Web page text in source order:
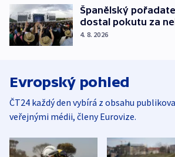
Španělský
dostal pokutu za
4. 8. 2026
Evropský pohled
ČT24 každý den vybírá z obsahu
veřejnými médii, členy Eurovize.